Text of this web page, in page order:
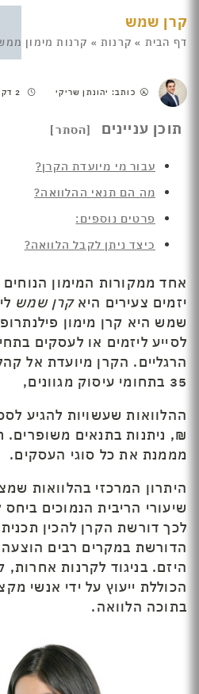
קרן שמש
דף הבית » קרנות » קרנות מימון
כותב: יהונתן שריקי
תוכן עניינים
עבור מי מיועדת הקרן?
מה הם תנאי ההלוואה?
פרטים נוספים:
כיצד ניתן לקבל הלוואה?
אחד ממקורות המימון
יזמים צעירים היאקרן שמש
שמש היא קרן מימון
לסייע ליזמים או לעסקים
35 בתחומי עיסוק מגוונים,
₪, ניתנות בתנאים משופרים.
מממנת את כל סוגי העסקים.
היתרון המרכזי בהלוואות
שיעורי הריבית הנמוכים
לכך דורשת הקרן להכין
הדורשת במקרים רבים
היזם. בניגוד לקרנות
הכוללת ייעוץ על ידי אנשי
בתוכה הלוואה.